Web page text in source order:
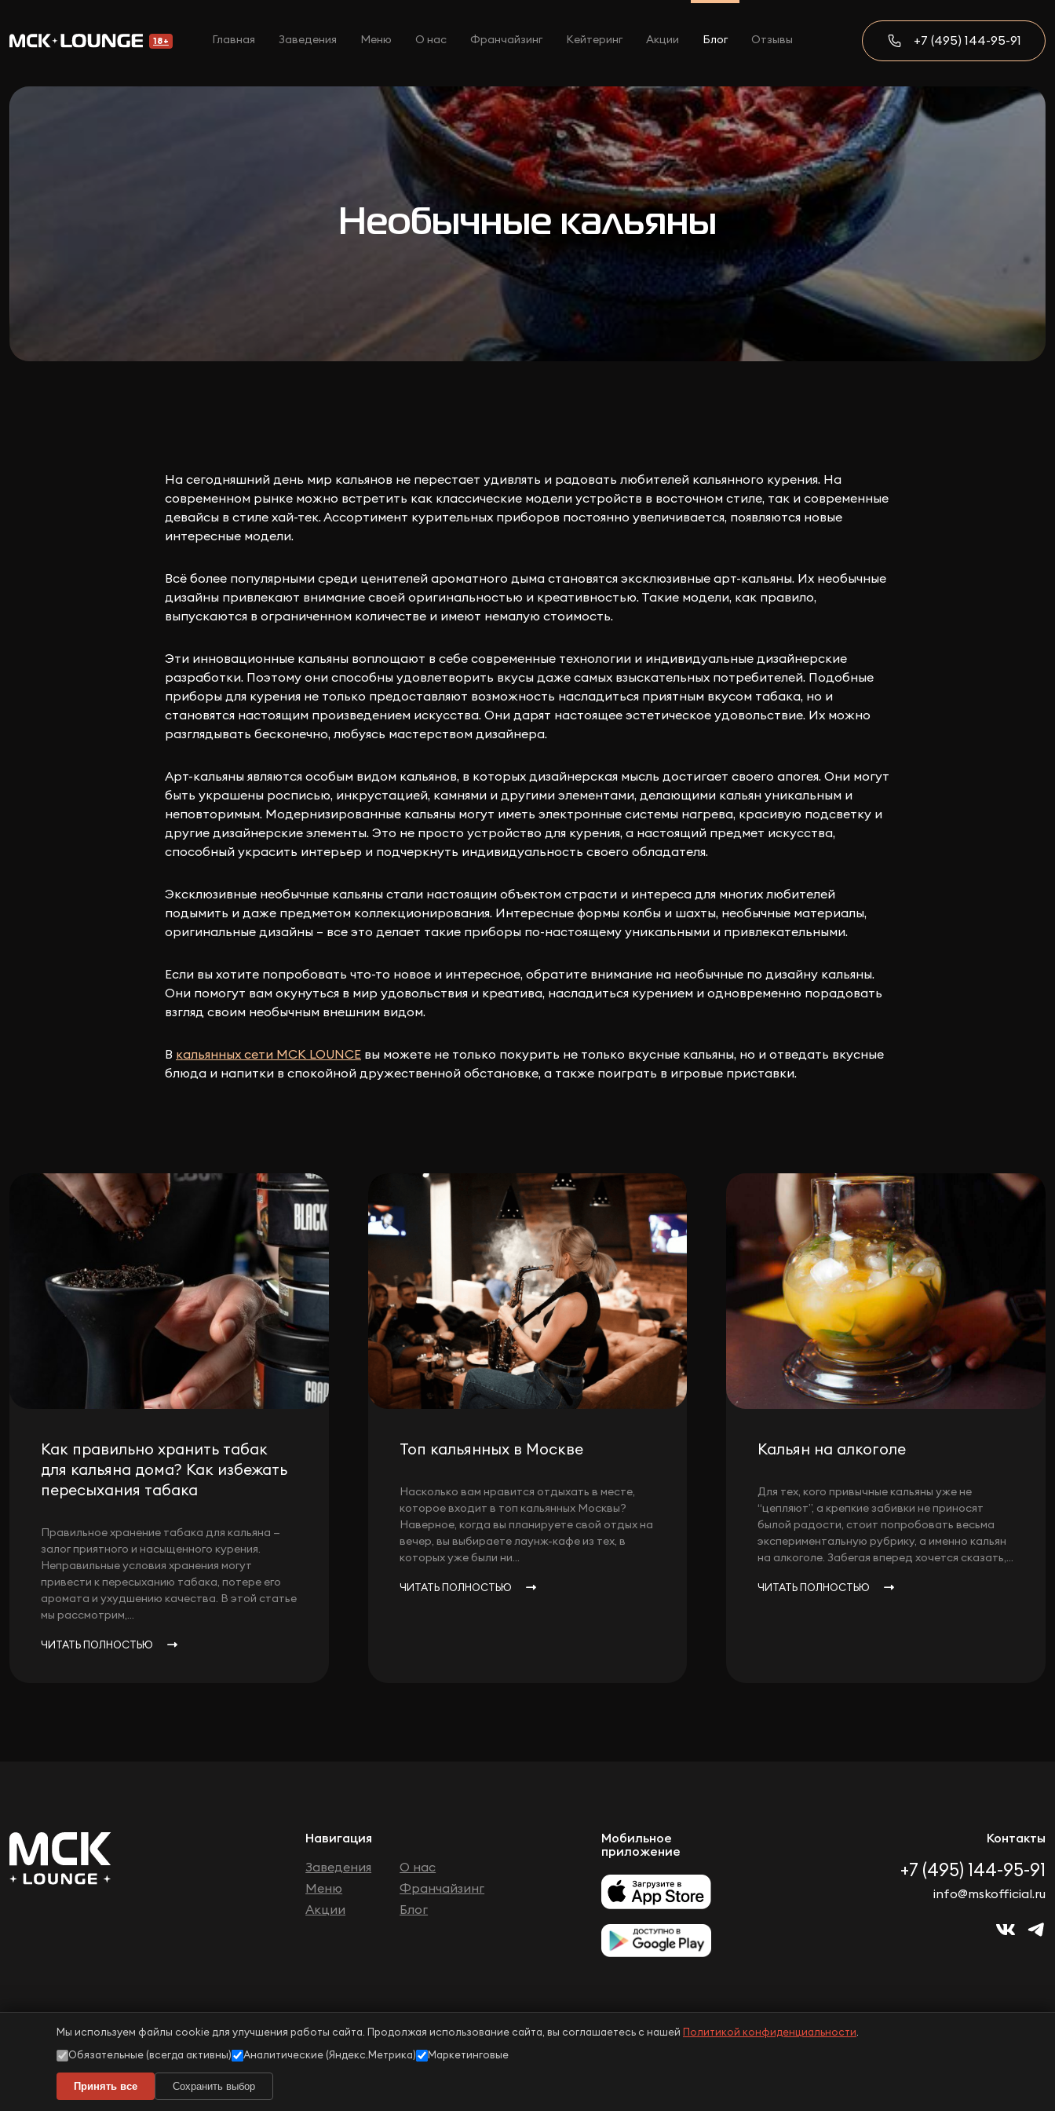
18+ Главная Заведения Меню О нас Франчайзинг Кейтеринг Акции Блог Отзывы +7 (495) 144-95-91
Необычные кальяны
На сегодняшний день мир кальянов не перестает удивлять и радовать любителей кальянного курения. На
современном рынке можно встретить как классические модели устройств в восточном стиле, так и современные
девайсы в стиле хай-тек. Ассортимент курительных приборов постоянно увеличивается, появляются новые
интересные модели.
Всё более популярными среди ценителей ароматного дыма становятся эксклюзивные арт-кальяны. Их необычные
дизайны привлекают внимание своей оригинальностью и креативностью. Такие модели, как правило,
выпускаются в ограниченном количестве и имеют немалую стоимость.
Эти инновационные кальяны воплощают в себе современные технологии и индивидуальные дизайнерские
разработки. Поэтому они способны удовлетворить вкусы даже самых взыскательных потребителей. Подобные
приборы для курения не только предоставляют возможность насладиться приятным вкусом табака, но и
становятся настоящим произведением искусства. Они дарят настоящее эстетическое удовольствие. Их можно
разглядывать бесконечно, любуясь мастерством дизайнера.
Арт-кальяны являются особым видом кальянов, в которых дизайнерская мысль достигает своего апогея. Они могут
быть украшены росписью, инкрустацией, камнями и другими элементами, делающими кальян уникальным и
неповторимым. Модернизированные кальяны могут иметь электронные системы нагрева, красивую подсветку и
другие дизайнерские элементы. Это не просто устройство для курения, а настоящий предмет искусства,
способный украсить интерьер и подчеркнуть индивидуальность своего обладателя.
Эксклюзивные необычные кальяны стали настоящим объектом страсти и интереса для многих любителей
подымить и даже предметом коллекционирования. Интересные формы колбы и шахты, необычные материалы,
оригинальные дизайны – все это делает такие приборы по-настоящему уникальными и привлекательными.
Если вы хотите попробовать что-то новое и интересное, обратите внимание на необычные по дизайну кальяны.
Они помогут вам окунуться в мир удовольствия и креатива, насладиться курением и одновременно порадовать
взгляд своим необычным внешним видом.
В кальянных сети МСК LOUNCE вы можете не только покурить не только вкусные кальяны, но и отведать вкусные
блюда и напитки в спокойной дружественной обстановке, а также поиграть в игровые приставки.
Как правильно хранить табак
для кальяна дома? Как избежать
пересыхания табака
Правильное хранение табака для кальяна —
залог приятного и насыщенного курения.
Неправильные условия хранения могут
привести к пересыханию табака, потере его
аромата и ухудшению качества. В этой статье
мы рассмотрим,...
ЧИТАТЬ ПОЛНОСТЬЮ
Топ кальянных в Москве
Насколько вам нравится отдыхать в месте,
которое входит в топ кальянных Москвы?
Наверное, когда вы планируете свой отдых на
вечер, вы выбираете лаунж-кафе из тех, в
которых уже были ни...
ЧИТАТЬ ПОЛНОСТЬЮ
Кальян на алкоголе
Для тех, кого привычные кальяны уже не
“цепляют”, а крепкие забивки не приносят
былой радости, стоит попробовать весьма
экспериментальную рубрику, а именно кальян
на алкоголе. Забегая вперед хочется сказать,...
ЧИТАТЬ ПОЛНОСТЬЮ
Навигация
Заведения
О нас
Меню
Франчайзинг
Акции
Блог
Мобильное
приложение
Контакты
+7 (495) 144-95-91
info@mskofficial.ru
⚠️ Курение вредит вашему здоровью. Минздрав предупреждает.
ИНН: 7733410466 | ОГРНИП: 1237700314664
Мы используем файлы cookie для улучшения работы сайта. Продолжая использование сайта, вы соглашаетесь с нашей Политикой конфиденциальности.
Обязательные (всегда активны) Аналитические (Яндекс.Метрика) Маркетинговые
Принять все Сохранить выбор